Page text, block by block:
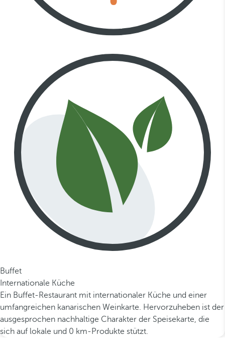
Buffet
Internationale Küche
Ein Buffet-Restaurant mit internationaler Küche und einer
umfangreichen kanarischen Weinkarte. Hervorzuheben ist der
ausgesprochen nachhaltige Charakter der Speisekarte, die
sich auf lokale und 0 km-Produkte stützt.